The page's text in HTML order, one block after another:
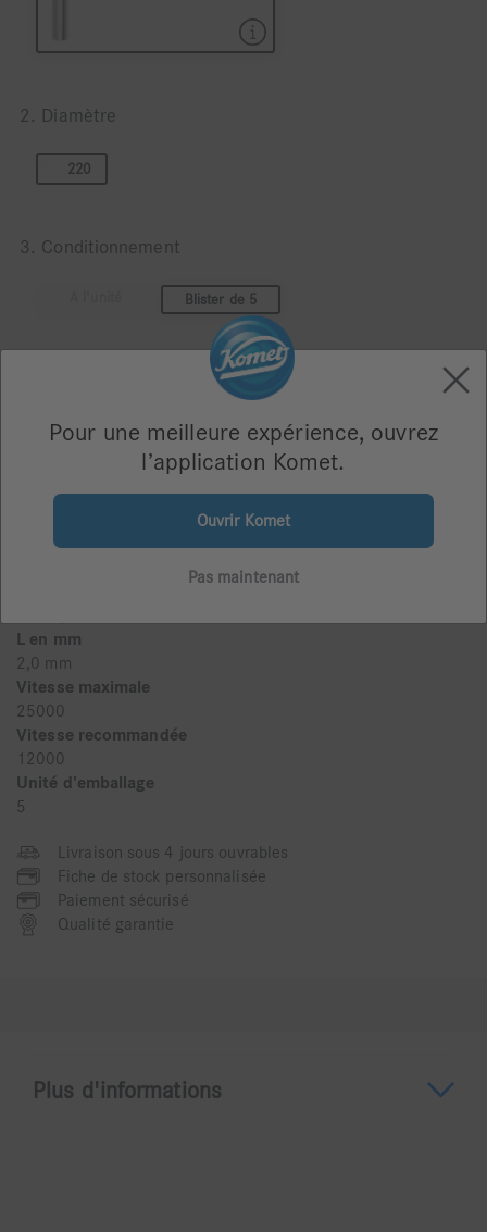
2. Diamètre
220
3. Conditionnement
Blister de 5
Description du produit
Taille
L en mm
2,0 mm
Vitesse maximale
25000
Vitesse recommandée
12000
Unité d'emballage
5
Livraison sous 4 jours ouvrables
Fiche de stock personnalisée
Paiement sécurisé
Qualité garantie
Plus d'informations
Pour une meilleure expérience, ouvrez
l’application Komet.
Ouvrir Komet
Pas maintenant